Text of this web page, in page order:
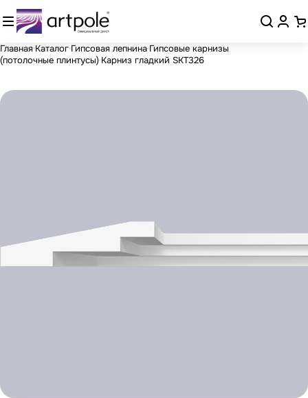
Главная Каталог Гипсовая лепнина Гипсовые карнизы
(потолочные плинтусы) Карниз гладкий SKT326